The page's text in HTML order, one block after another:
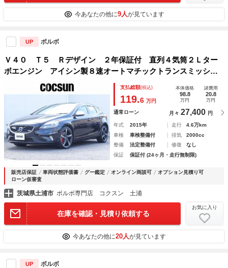
今あなたの他に9人が見ています
UP ボルボ
Ｖ４０ Ｔ５ Ｒデザイン ２年保証付 直列４気筒２Ｌター
ボエンジン アイシン製８速オートマチックトランスミッショ
ン オフブラック本革シート パワーシート シートヒータ
ー ナビゲーション リアビューカメラ ドライブレコーダー
支払総額(税込)
119.6 万円
本体価格
98.8
万円
諸費用
20.8
万円
通常ローン 月々 27,400 円
年式 2015年 走行
4.6万km
車検
車検整備付 排気
2000cc
整備
法定整備付 修復
なし
保証
保証付 (24ヶ月・走行無制限)
販売店保証 車両状態評価書 グー鑑定 オンライン商談可
オプション見積り可
ローン仮審査
茨城県土浦市 ボルボ専門店 コクスン 土浦
在庫を確認・見積り依頼する
お気に入り
今あなたの他に20人が見ています
UP ボルボ